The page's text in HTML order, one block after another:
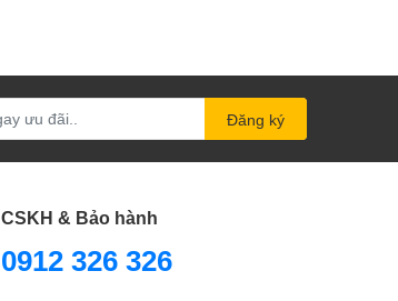
Đăng ký
CSKH & Bảo hành
0912 326 326